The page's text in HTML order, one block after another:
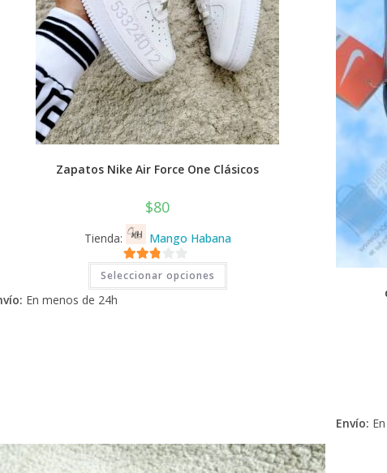
Zapatos Nike Air Force One Clásicos
$80
Tienda: Mango Habana
2.71
de 5
Seleccionar opciones
Este
tiene
En menos de 24h
Envío: